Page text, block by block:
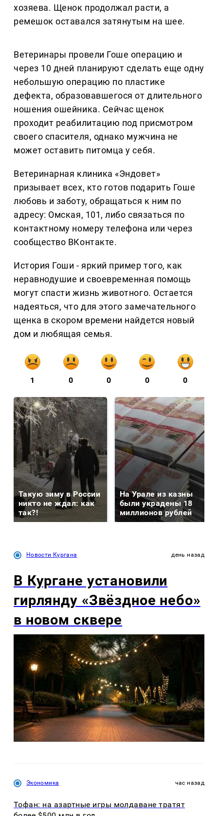
хозяева. Щенок продолжал расти, а
ремешок оставался затянутым на шее.
Ветеринары провели Гоше операцию и
через 10 дней планируют сделать еще одну
небольшую операцию по пластике
дефекта, образовавшегося от длительного
ношения ошейника. Сейчас щенок
проходит реабилитацию под присмотром
своего спасителя, однако мужчина не
может оставить питомца у себя.
Ветеринарная клиника «Эндовет»
призывает всех, кто готов подарить Гоше
любовь и заботу, обращаться к ним по
адресу: Омская, 101, либо связаться по
контактному номеру телефона или через
сообщество ВКонтакте.
История Гоши - яркий пример того, как
неравнодушие и своевременная помощь
могут спасти жизнь животного. Остается
надеяться, что для этого замечательного
щенка в скором времени найдется новый
дом и любящая семья.
1 0 0 0 0
Такую зиму в России
никто не ждал: как
так?!
На Урале из казны
были украдены 18
миллионов рублей
Новости Кургана день назад
В Кургане установили
гирлянду «Звёздное небо»
в новом сквере
Экономика час назад
Тофан: на азартные игры молдаване тратят